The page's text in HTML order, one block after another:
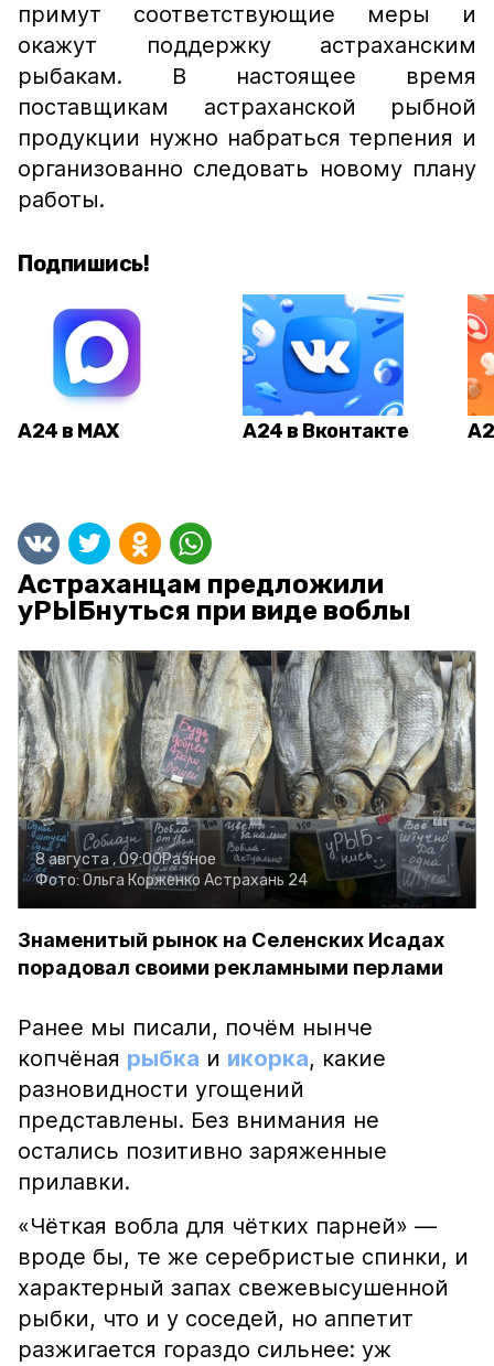
примут соответствующие меры и
окажут поддержку астраханским
рыбакам. В настоящее время
поставщикам астраханской рыбной
продукции нужно набраться терпения и
организованно следовать новому плану
работы.
Подпишись!
А24 в MAX А24 в Вконтакте
Астраханцам предложили
уРЫБнуться при виде воблы
8 августа , 09:00Разное
Фото: Ольга Корженко Астрахань 24
Знаменитый рынок на Селенских Исадах
порадовал своими рекламными перлами
Ранее мы писали, почём нынче
копчёная рыбка и икорка, какие
разновидности угощений
представлены. Без внимания не
остались позитивно заряженные
прилавки.
«Чёткая вобла для чётких парней» —
вроде бы, те же серебристые спинки, и
характерный запах свежевысушенной
рыбки, что и у соседей, но аппетит
разжигается гораздо сильнее: уж